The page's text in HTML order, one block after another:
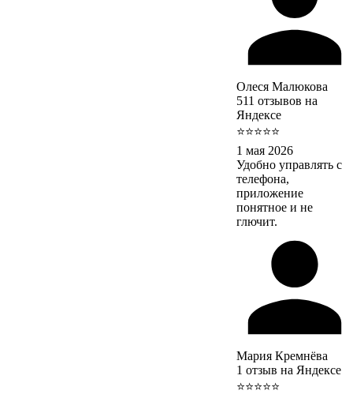
Олеся Малюкова
511 отзывов на
Яндексе
⭐⭐⭐⭐⭐
1 мая 2026
Удобно управлять с
телефона,
приложение
понятное и не
глючит.
Мария Кремнёва
1 отзыв на Яндексе
⭐⭐⭐⭐⭐